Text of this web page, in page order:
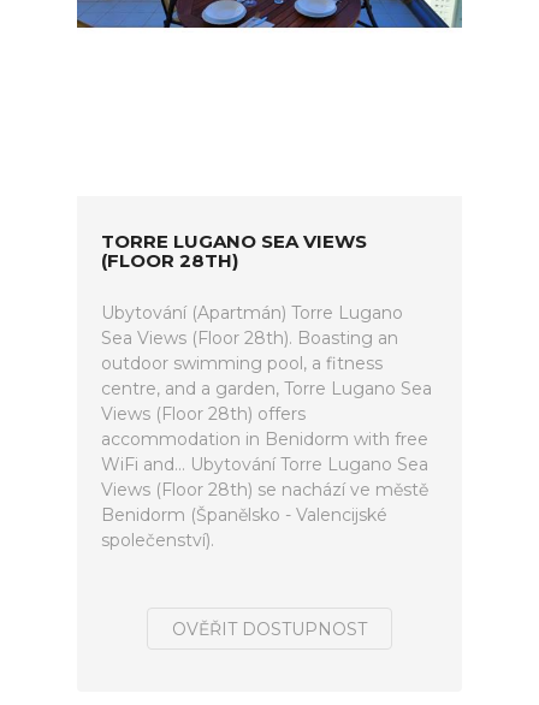
TORRE LUGANO SEA VIEWS
(FLOOR 28TH)
Ubytování (Apartmán) Torre Lugano
Sea Views (Floor 28th). Boasting an
outdoor swimming pool, a fitness
centre, and a garden, Torre Lugano Sea
Views (Floor 28th) offers
accommodation in Benidorm with free
WiFi and... Ubytování Torre Lugano Sea
Views (Floor 28th) se nachází ve městě
Benidorm (Španělsko - Valencijské
společenství).
OVĚŘIT DOSTUPNOST